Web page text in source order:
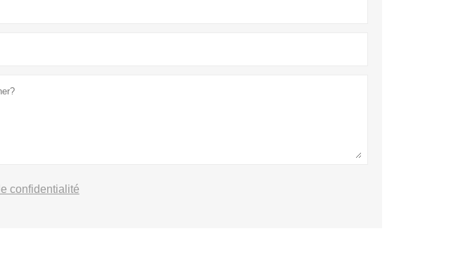
confidentialité